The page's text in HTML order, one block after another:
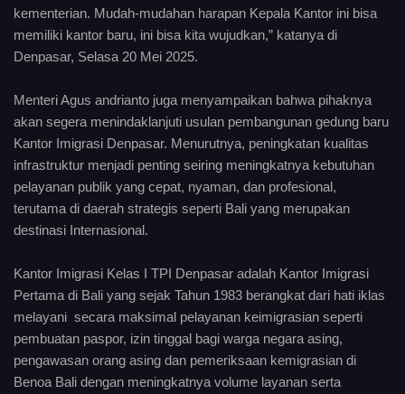
kementerian. Mudah-mudahan harapan Kepala Kantor ini bisa
memiliki kantor baru, ini bisa kita wujudkan,” katanya di
Denpasar, Selasa 20 Mei 2025.
Menteri Agus andrianto juga menyampaikan bahwa pihaknya
akan segera menindaklanjuti usulan pembangunan gedung baru
Kantor Imigrasi Denpasar. Menurutnya, peningkatan kualitas
infrastruktur menjadi penting seiring meningkatnya kebutuhan
pelayanan publik yang cepat, nyaman, dan profesional,
terutama di daerah strategis seperti Bali yang merupakan
destinasi Internasional.
Kantor Imigrasi Kelas I TPI Denpasar adalah Kantor Imigrasi
Pertama di Bali yang sejak Tahun 1983 berangkat dari hati iklas
melayani secara maksimal pelayanan keimigrasian seperti
pembuatan paspor, izin tinggal bagi warga negara asing,
pengawasan orang asing dan pemeriksaan kemigrasian di
Benoa Bali dengan meningkatnya volume layanan serta